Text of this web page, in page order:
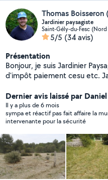
Jardinier paysagiste
Saint-Gély-du-Fesc
5/5 (34 avis)
Présentation
Bonjour, je suis Jardinier
d'impôt paiement cesu etc.
aucun sercrets pour moi ! Je suis expérimenté et très
bien équipé. Rencontrons
votre besoin !
Dernier avis laissé par
Il y a plus de 6 mois
sympa et réactif pas fait affaire la
intervenante pour la sécurité